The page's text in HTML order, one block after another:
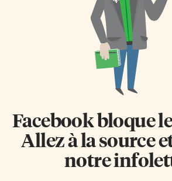
Facebook bloque
Allez à la source
notre